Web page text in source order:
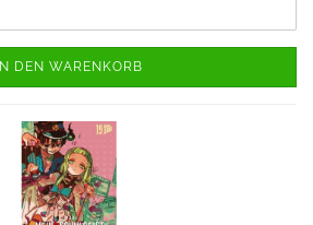
IN DEN WARENKORB